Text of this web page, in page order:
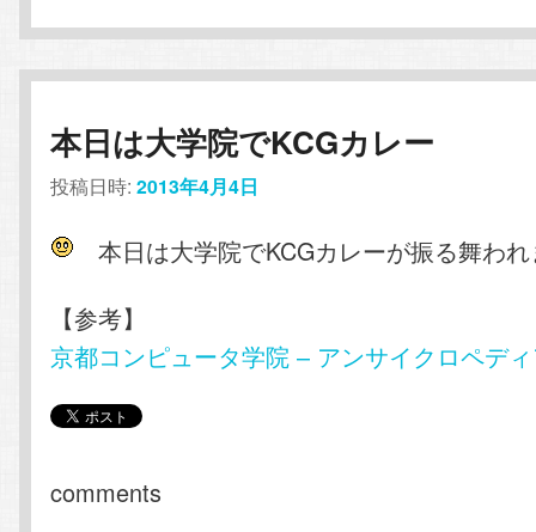
本日は大学院でKCGカレー
投稿日時:2013年4月4日
本日は大学院でKCGカレーが振る舞わ
【参考】
京都コンピュータ学院 – アンサイクロペデ
comments